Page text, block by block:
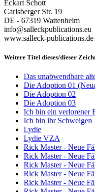
Eckart Schott
Carlsberger Str. 19
DE - 67319 Wattenheim
info@salleckpublications.eu
www.salleck-publications.de
Weitere Titel dieses/dieser
Das unabwendbare
Die Adoption 01
Die Adoption 02
Die Adoption 03
Ich bin ein verlorener
Ich bin ihr Schweigen
Lydie
Lydie VZA
Rick Master - Neue
Rick Master - Neue
Rick Master - Neue
Rick Master - Neue
Rick Master - Neue